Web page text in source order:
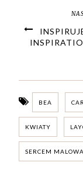
BEA
KWIATY
SERCEM